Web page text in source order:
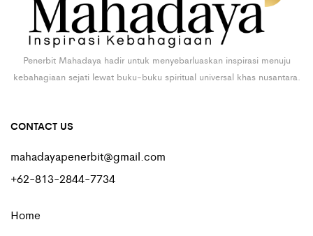
Penerbit Mahadaya hadir untuk menyebarluaskan inspirasi menuju
kebahagiaan sejati lewat buku-buku spiritual universal khas nusantara.
CONTACT US
mahadayapenerbit@gmail.com
+62-813-2844-7734
Home